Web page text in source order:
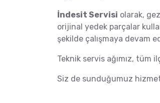
İndesit Servisi olarak,
orijinal yedek parçalar
şekilde çalışmaya devam
Teknik servis ağımız, tüm
Siz de sunduğumuz